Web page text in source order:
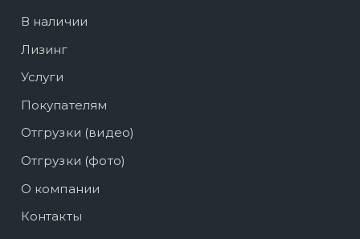
В наличии
Лизинг
Услуги
Покупателям
Отгрузки (видео)
Отгрузки (фото)
О компании
Контакты